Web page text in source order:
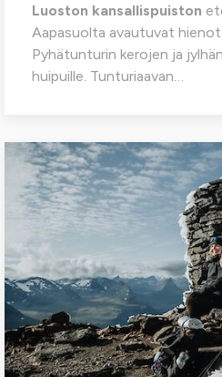
Luoston kansallispuiston
Aapasuolta avautuvat
Pyhätunturin kerojen ja
huipuille. Tunturiaavan…